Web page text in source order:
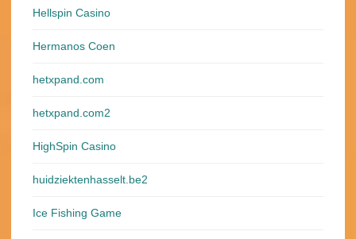
Hellspin Casino
Hermanos Coen
hetxpand.com
hetxpand.com2
HighSpin Casino
huidziektenhasselt.be2
Ice Fishing Game